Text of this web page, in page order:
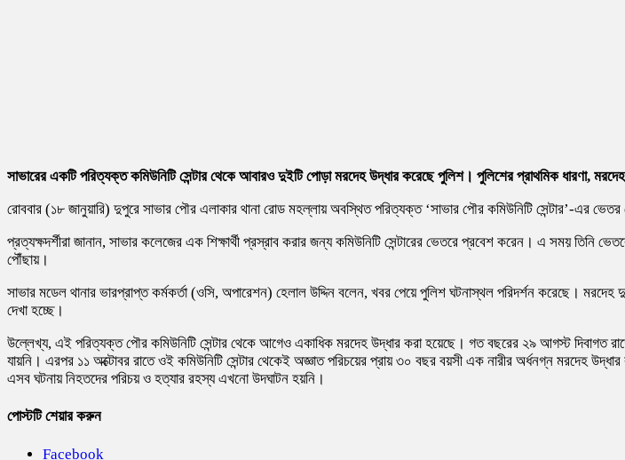
সাভারের একটি পরিত্যক্ত কমিউনিটি সেন্টার থেকে আবারও দুইটি পোড়া মরদেহ উদ্ধার করেছে পুলিশ। পুলিশের প্রাথমিক ধারণা,
রোববার (১৮ জানুয়ারি) দুপুরে সাভার পৌর এলাকার থানা রোড মহল্লায় অবস্থিত পরিত্যক্ত ‘সাভার পৌর কমিউনিটি সেন্টার’-এর
প্রত্যক্ষদর্শীরা জানান, সাভার কলেজের এক শিক্ষার্থী প্রস্রাব করার জন্য কমিউনিটি সেন্টারের ভেতরে প্রবেশ করেন। এ সময়
পৌঁছায়।
সাভার মডেল থানার ভারপ্রাপ্ত কর্মকর্তা (ওসি, অপারেশন) হেলাল উদ্দিন বলেন, খবর পেয়ে পুলিশ ঘটনাস্থল পরিদর্শন করেছে।
দেখা হচ্ছে।
উল্লেখ্য, এই পরিত্যক্ত পৌর কমিউনিটি সেন্টার থেকে আগেও একাধিক মরদেহ উদ্ধার করা হয়েছে। গত বছরের ২৯ আগস্ট দিবাগত
যায়নি। এরপর ১১ অক্টোবর রাতে ওই কমিউনিটি সেন্টার থেকেই অজ্ঞাত পরিচয়ের প্রায় ৩০ বছর বয়সী এক নারীর অর্ধনগ্ন মরদেহ
এসব ঘটনায় নিহতদের পরিচয় ও হত্যার রহস্য এখনো উদঘাটন হয়নি।
পোস্টটি শেয়ার করুন
Facebook